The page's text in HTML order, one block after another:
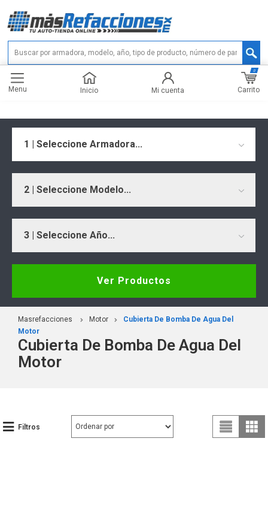
Menu Inicio Mi cuenta Carrito
0
1 | Seleccione Armadora...
2 | Seleccione Modelo...
3 | Seleccione Año...
Ver Productos
Masrefacciones Motor
Cubierta De Bomba De Agua Del
Motor
Cubierta De Bomba De Agua Del
Motor
Filtros